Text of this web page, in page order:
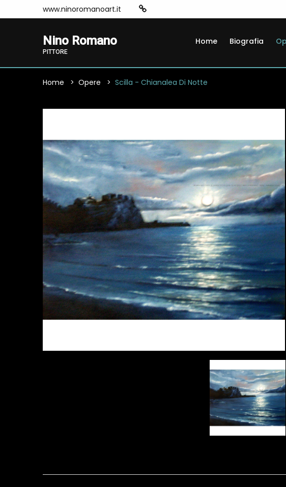
www.ninoromanoart.it
Nino Romano
PITTORE
Home Biografia
Home Opere Scilla - Chianalea Di Notte